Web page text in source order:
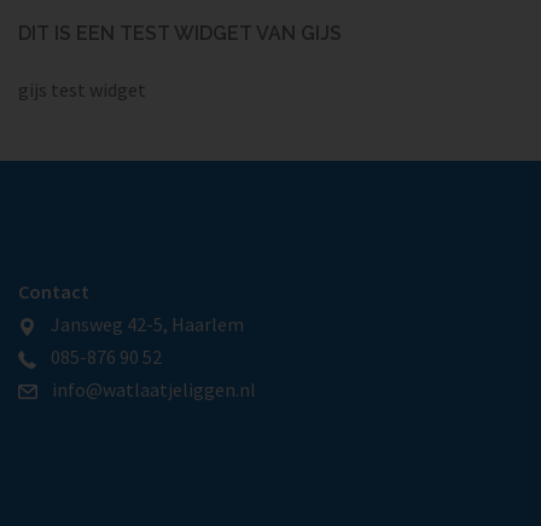
DIT IS EEN TEST WIDGET VAN GIJS
gijs test widget
Contact
Jansweg 42-5, Haarlem
085-876 90 52
info@watlaatjeliggen.nl